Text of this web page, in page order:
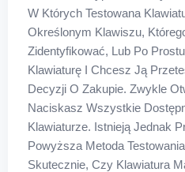
W Których Testowana
Określonym Klawiszu,
Zidentyfikować, Lub Po
Klawiaturę I Chcesz Ją
Decyzji O Zakupie. Zwykle
Naciskasz Wszystkie
Klawiaturze. Istnieją Jednak
Powyższa Metoda
Skutecznie, Czy Klawiatura